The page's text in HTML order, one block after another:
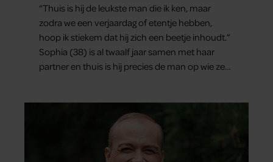
“Thuis is hij de leukste man die ik ken, maar
zodra we een verjaardag of etentje hebben,
hoop ik stiekem dat hij zich een beetje inhoudt.”
Sophia (38) is al twaalf jaar samen met haar
partner en thuis is hij precies de man op wie ze